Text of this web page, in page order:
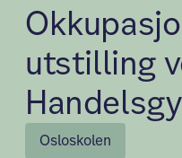
utstilling
Osloskolen